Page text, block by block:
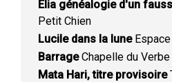
Elia généalogie d'un
Petit Chien
Lucile dans la luneEspace
BarrageChapelle du Verbe
Mata Hari, titre provisoire